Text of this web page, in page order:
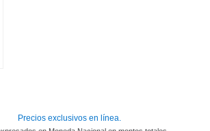
Precios exclusivos en línea.